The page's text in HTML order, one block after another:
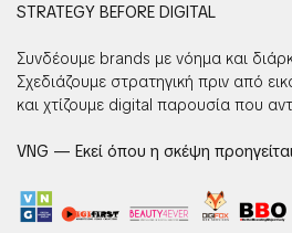
STRATEGY BEFORE DIGITAL
Συνδέουμε brands με νόημα και
Σχεδιάζουμε στρατηγική πριν από
και χτίζουμε digital παρουσία που
VNG — Εκεί όπου η σκέψη